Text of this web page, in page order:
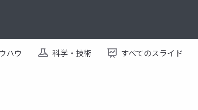
ハウ 科学・技術 すべてのスライド